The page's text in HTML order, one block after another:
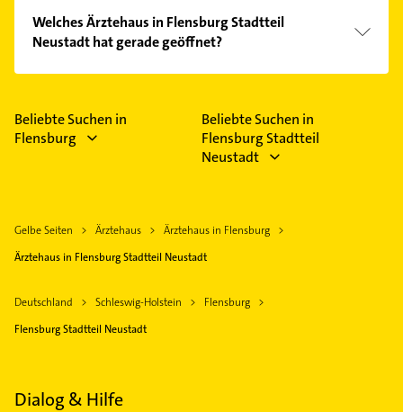
Welches Ärztehaus in Flensburg Stadtteil
Neustadt hat gerade geöffnet?
Im Anbieter-Bereich finden Sie alleÖffnungszeiten.
Feiertagen abweichen können.
Beliebte Suchen in
Flensburg
Beliebte Suchen in
Flensburg Stadtteil
Neustadt
Gelbe Seiten Ärztehaus
Ärztehaus in Flensburg
Ärztehaus in Flensburg Stadtteil Neustadt
Deutschland Schleswig-Holstein
Flensburg
Flensburg Stadtteil Neustadt
Dialog & Hilfe